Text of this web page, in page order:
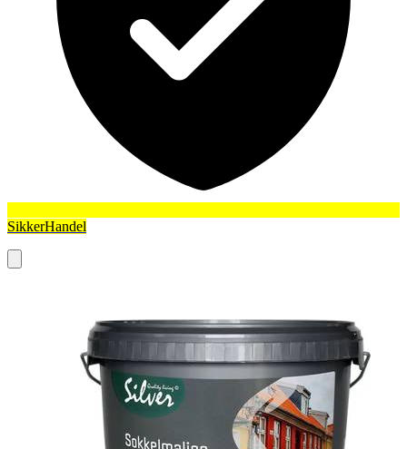
SikkerHandel